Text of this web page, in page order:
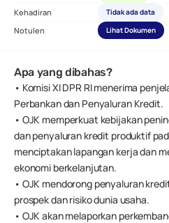
Kehadiran Tidak ada data
Notulen Lihat Dokumen
Apa yang dibahas?
• Komisi XI DPR RI menerima
Perbankan dan Penyaluran Kredit.
• OJK memperkuat kebijakan
dan penyaluran kredit produktif
menciptakan lapangan kerja dan
ekonomi berkelanjutan.
• OJK mendorong penyaluran
prospek dan risiko dunia usaha.
• OJK akan melaporkan